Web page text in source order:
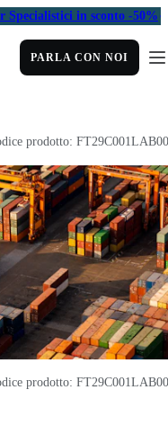
Specialistici in sconto -50%
PARLA CON NOI
prodotto:
prodotto: